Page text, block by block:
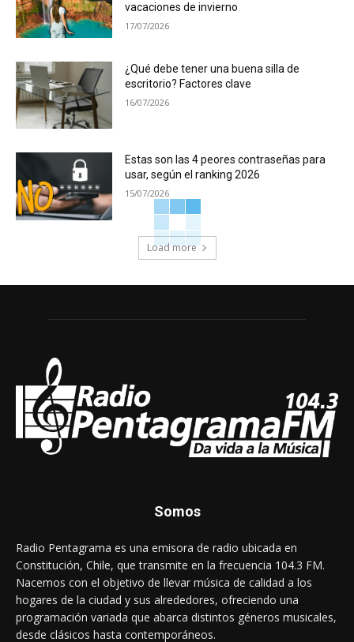
vacaciones de invierno
17/07/2026
¿Qué debe tener una buena silla de
escritorio? Factores clave
16/07/2026
Estas son las 4 peores contraseñas para
usar, según el ranking 2026
15/07/2026
Load more
Somos
Radio Pentagrama es una emisora de radio ubicada en
Constitución, Chile, que transmite en la frecuencia 104.3 FM.
Nacemos con el objetivo de llevar música de calidad a los
hogares de la ciudad y sus alrededores, ofreciendo una
programación variada que abarca distintos géneros musicales,
desde clásicos hasta contemporáneos.